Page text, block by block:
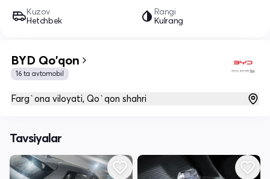
Kuzov
Hetchbek
Rangi
Kulrang
BYD Qo'qon
16 ta avtomobil
Farg`ona viloyati, Qo`qon shahri
Tavsiyalar